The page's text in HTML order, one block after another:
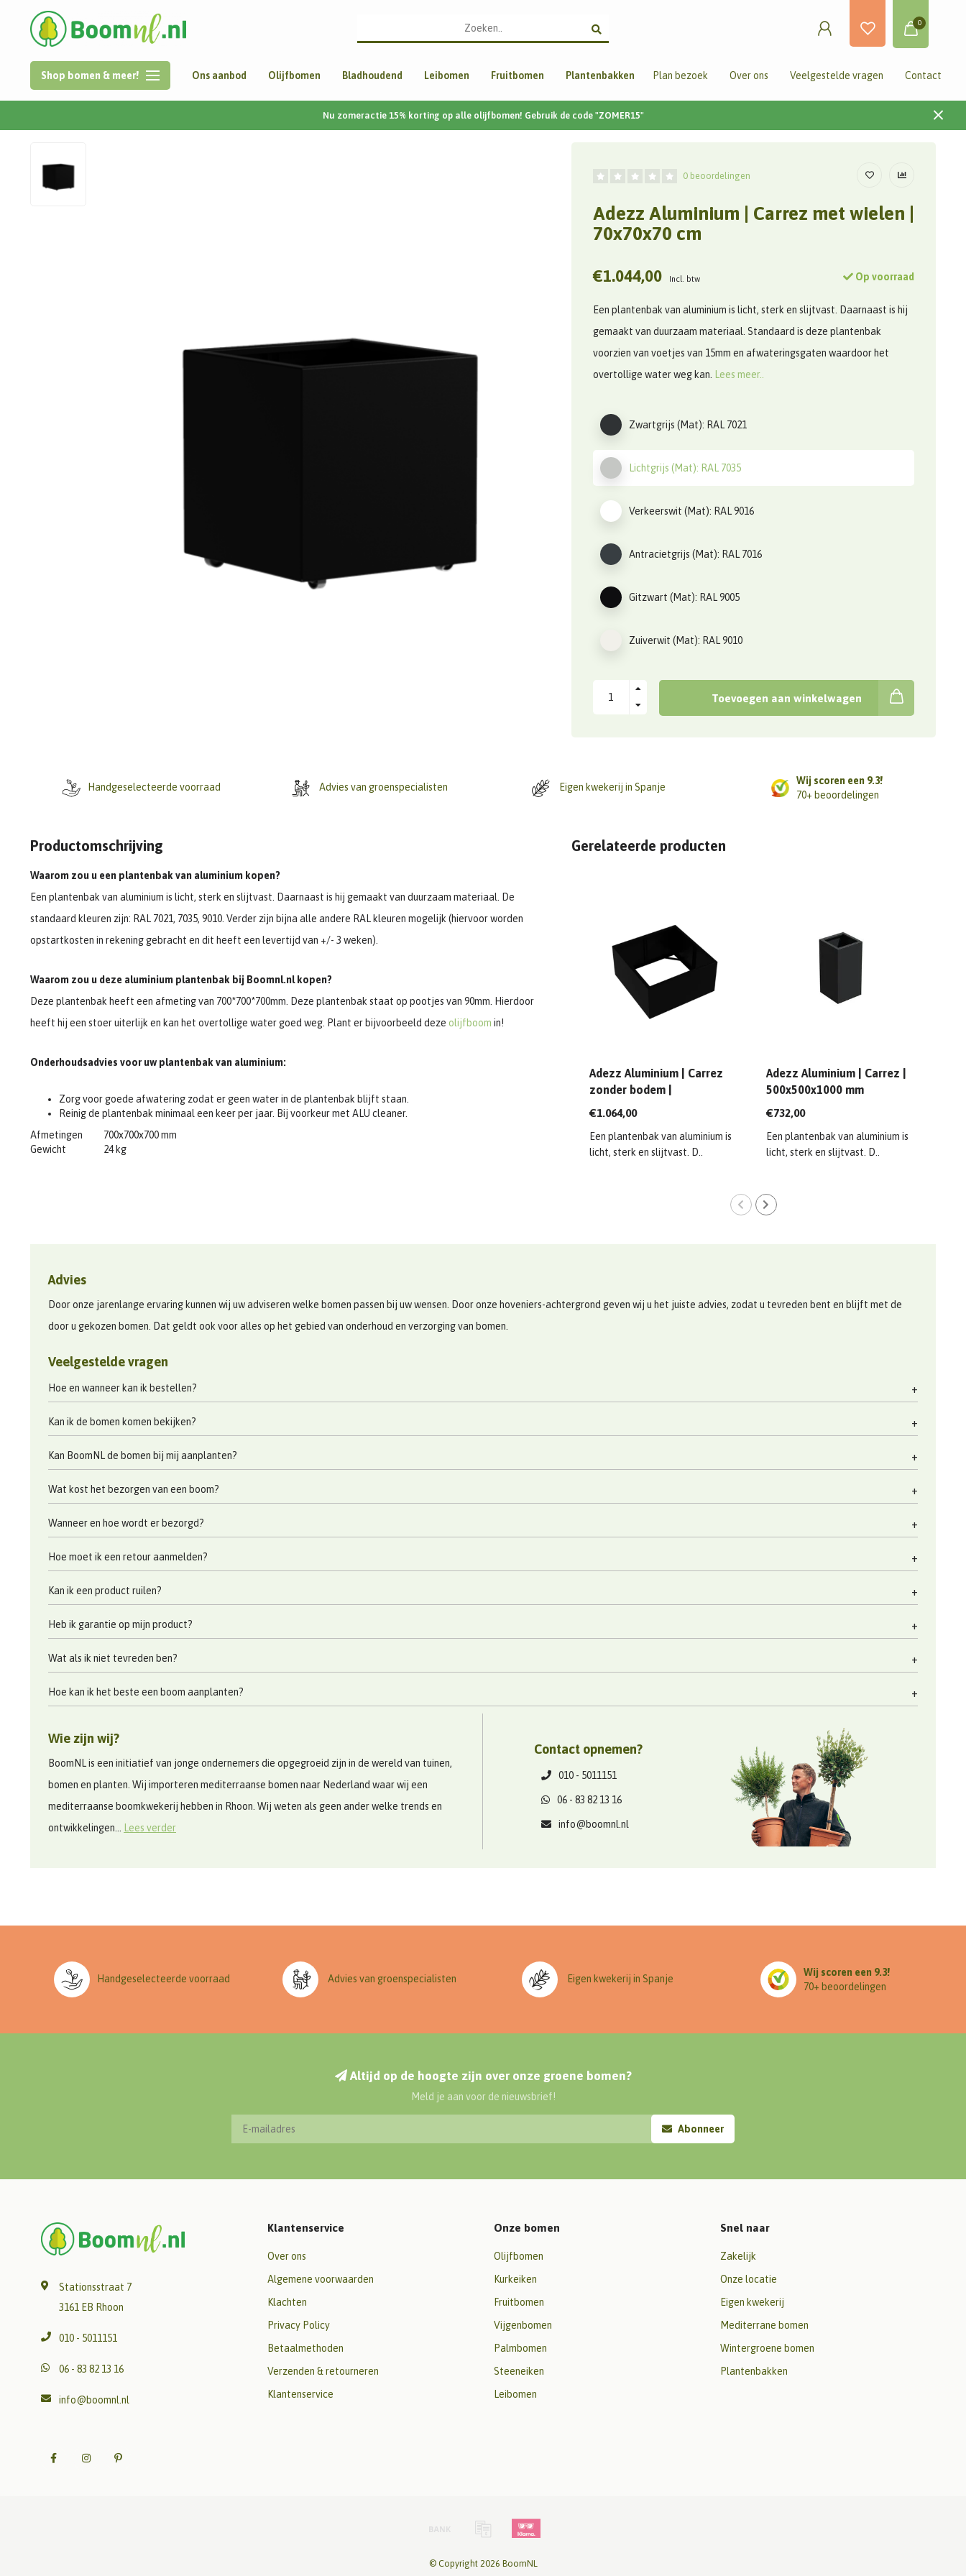
0
Shop bomen & meer! Ons aanbod Olijfbomen Bladhoudend Leibomen Fruitbomen Plantenbakken Plan bezoek Over ons Veelgestelde vragen Contact
Nu zomeractie 15% korting op alle olijfbomen! Gebruik de code "ZOMER15"
0 beoordelingen
Adezz Aluminium | Carrez met wielen |
70x70x70 cm
€1.044,00 Incl. btw Op voorraad
Een plantenbak van aluminium is licht, sterk en slijtvast. Daarnaast is hij
gemaakt van duurzaam materiaal. Standaard is deze plantenbak
voorzien van voetjes van 15mm en afwateringsgaten waardoor het
overtollige water weg kan.
Lees meer..
Zwartgrijs (Mat): RAL 7021
Lichtgrijs (Mat): RAL 7035
Verkeerswit (Mat): RAL 9016
Antracietgrijs (Mat): RAL 7016
Gitzwart (Mat): RAL 9005
Zuiverwit (Mat): RAL 9010
Toevoegen aan winkelwagen
Handgeselecteerde voorraad Advies van groenspecialisten Eigen kwekerij in Spanje
Wij scoren een 9.3!
70+ beoordelingen
Productomschrijving
Waarom zou u een plantenbak van aluminium kopen?
Een plantenbak van aluminium is licht, sterk en slijtvast. Daarnaast is hij gemaakt van duurzaam materiaal. De
standaard kleuren zijn: RAL 7021, 7035, 9010. Verder zijn bijna alle andere RAL kleuren mogelijk (hiervoor worden
opstartkosten in rekening gebracht en dit heeft een levertijd van +/- 3 weken).
Waarom zou u deze aluminium plantenbak bij Boomnl.nl kopen?
Deze plantenbak heeft een afmeting van 700*700*700mm. Deze plantenbak staat op pootjes van 90mm. Hierdoor
heeft hij een stoer uiterlijk en kan het overtollige water goed weg. Plant er bijvoorbeeld deze olijfboom in!
Onderhoudsadvies voor uw plantenbak van aluminium:
Zorg voor goede afwatering zodat er geen water in de plantenbak blijft staan.
Reinig de plantenbak minimaal een keer per jaar. Bij voorkeur met ALU cleaner.
Afmetingen
700x700x700 mm
Gewicht
24 kg
Gerelateerde producten
Adezz Aluminium | Carrez
zonder bodem |
1200x1200x600 mm
€1.064,00
Een plantenbak van aluminium is
licht, sterk en slijtvast. D..
Adezz Aluminium | Carrez |
500x500x1000 mm
€732,00
Een plantenbak van aluminium is
licht, sterk en slijtvast. D..
Advies
Door onze jarenlange ervaring kunnen wij uw adviseren welke bomen passen bij uw wensen. Door onze hoveniers-achtergrond geven wij u het juiste advies, zodat u tevreden bent en blijft met de
door u gekozen bomen. Dat geldt ook voor alles op het gebied van onderhoud en verzorging van bomen.
Veelgestelde vragen
Hoe en wanneer kan ik bestellen?
Kan ik de bomen komen bekijken?
Kan BoomNL de bomen bij mij aanplanten?
Wat kost het bezorgen van een boom?
Wanneer en hoe wordt er bezorgd?
Hoe moet ik een retour aanmelden?
Kan ik een product ruilen?
Heb ik garantie op mijn product?
Wat als ik niet tevreden ben?
Hoe kan ik het beste een boom aanplanten?
Wie zijn wij?
BoomNL is een initiatief van jonge ondernemers die opgegroeid zijn in de wereld van tuinen,
bomen en planten. Wij importeren mediterraanse bomen naar Nederland waar wij een
mediterraanse boomkwekerij hebben in Rhoon. Wij weten als geen ander welke trends en
ontwikkelingen...
Lees verder
Contact opnemen?
010 - 5011151
06 - 83 82 13 16
info@boomnl.nl
Handgeselecteerde voorraad Advies van groenspecialisten Eigen kwekerij in Spanje
Wij scoren een 9.3!
70+ beoordelingen
Altijd op de hoogte zijn over onze groene bomen?
Meld je aan voor de nieuwsbrief!
Abonneer
Stationsstraat 7
3161 EB Rhoon
010 - 5011151
06 - 83 82 13 16
info@boomnl.nl
Klantenservice
Over ons
Algemene voorwaarden
Klachten
Privacy Policy
Betaalmethoden
Verzenden & retourneren
Klantenservice
Onze bomen
Olijfbomen
Kurkeiken
Fruitbomen
Vijgenbomen
Palmbomen
Steeneiken
Leibomen
Snel naar
Zakelijk
Onze locatie
Eigen kwekerij
Mediterrane bomen
Wintergroene bomen
Plantenbakken
© Copyright 2026 BoomNL